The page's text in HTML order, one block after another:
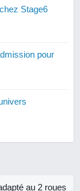
Stage6
pour
au 2 roues